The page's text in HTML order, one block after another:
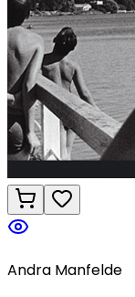
Andra Manfelde